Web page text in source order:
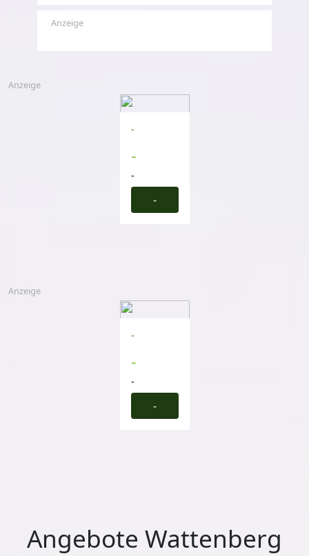
Anzeige
Anzeige
-
-
-
-
Anzeige
-
-
-
-
Angebote Wattenberg